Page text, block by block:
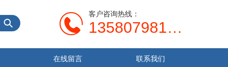
客户咨询热线：
13580798107
在线留言 联系我们